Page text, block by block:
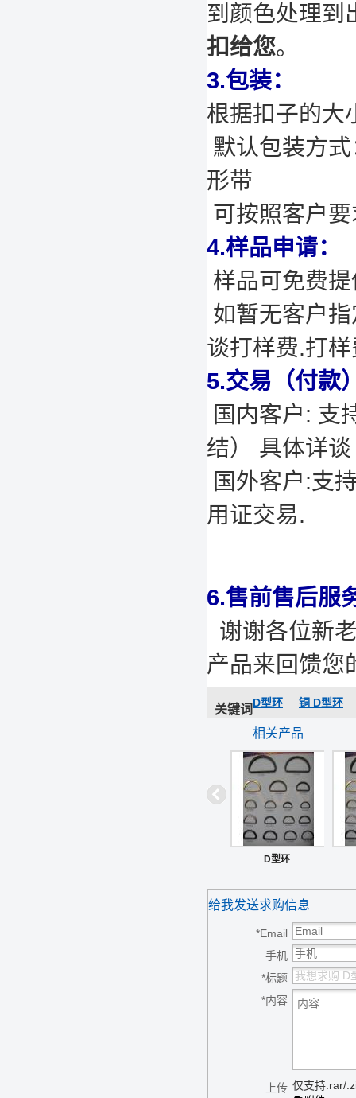
到颜色处理到
扣给您。
3.包装：
根据扣子的大
默认包装方
形带
可按照客户
4.样品申请：
样品可免费
如暂无客户
谈打样费.打
5.交易（付款
国内客户: 支
结） 具体详谈
国外客户:支
用证交易.
6.售前售后服
谢谢各位新
产品来回馈您
关键词 D型环 铜 D型环
相关产品
D型环
给我发送求购信息
*Email
手机
*标题
*内容
上传 仅支持.rar/